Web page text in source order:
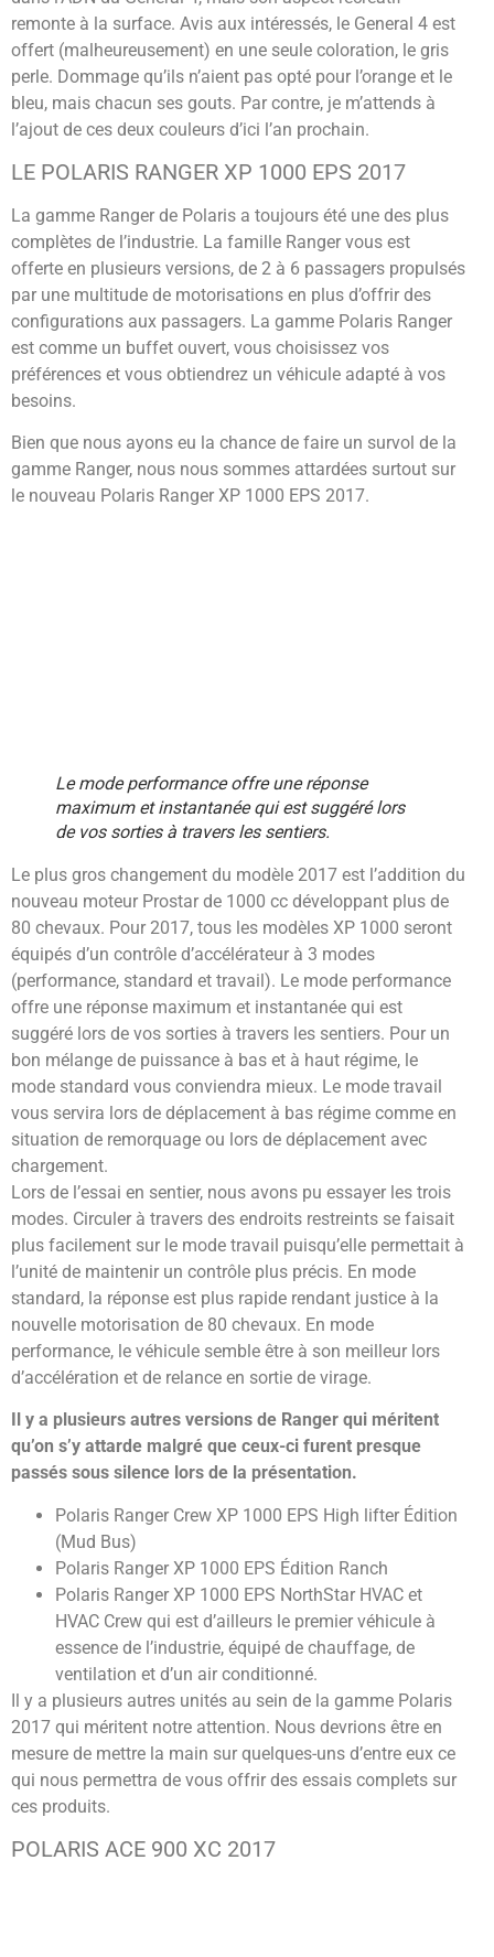
remonte à la surface. Avis aux intéressés, le General 4 est
offert (malheureusement) en une seule coloration, le gris
perle. Dommage qu’ils n’aient pas opté pour l’orange et le
bleu, mais chacun ses gouts. Par contre, je m’attends à
l’ajout de ces deux couleurs d’ici l’an prochain.
LE POLARIS RANGER XP 1000 EPS 2017
La gamme Ranger de Polaris a toujours été une des plus
complètes de l’industrie. La famille Ranger vous est
offerte en plusieurs versions, de 2 à 6 passagers propulsés
par une multitude de motorisations en plus d’offrir des
configurations aux passagers. La gamme Polaris Ranger
est comme un buffet ouvert, vous choisissez vos
préférences et vous obtiendrez un véhicule adapté à vos
besoins.
Bien que nous ayons eu la chance de faire un survol de la
gamme Ranger, nous nous sommes attardées surtout sur
le nouveau Polaris Ranger XP 1000 EPS 2017.
Le mode performance offre une réponse
maximum et instantanée qui est suggéré lors
de vos sorties à travers les sentiers.
Le plus gros changement du modèle 2017 est l’addition du
nouveau moteur Prostar de 1000 cc développant plus de
80 chevaux. Pour 2017, tous les modèles XP 1000 seront
équipés d’un contrôle d’accélérateur à 3 modes
(performance, standard et travail). Le mode performance
offre une réponse maximum et instantanée qui est
suggéré lors de vos sorties à travers les sentiers. Pour un
bon mélange de puissance à bas et à haut régime, le
mode standard vous conviendra mieux. Le mode travail
vous servira lors de déplacement à bas régime comme en
situation de remorquage ou lors de déplacement avec
chargement.
Lors de l’essai en sentier, nous avons pu essayer les trois
modes. Circuler à travers des endroits restreints se faisait
plus facilement sur le mode travail puisqu’elle permettait à
l’unité de maintenir un contrôle plus précis. En mode
standard, la réponse est plus rapide rendant justice à la
nouvelle motorisation de 80 chevaux. En mode
performance, le véhicule semble être à son meilleur lors
d’accélération et de relance en sortie de virage.
Il y a plusieurs autres versions de Ranger qui méritent
qu’on s’y attarde malgré que ceux-ci furent presque
passés sous silence lors de la présentation.
Polaris Ranger Crew XP 1000 EPS High lifter Édition
(Mud Bus)
Polaris Ranger XP 1000 EPS Édition Ranch
Polaris Ranger XP 1000 EPS NorthStar HVAC et
HVAC Crew qui est d’ailleurs le premier véhicule à
essence de l’industrie, équipé de chauffage, de
ventilation et d’un air conditionné.
Il y a plusieurs autres unités au sein de la gamme Polaris
2017 qui méritent notre attention. Nous devrions être en
mesure de mettre la main sur quelques-uns d’entre eux ce
qui nous permettra de vous offrir des essais complets sur
ces produits.
POLARIS ACE 900 XC 2017